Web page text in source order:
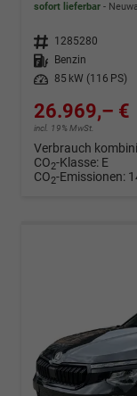
sofort lieferbar
Fahrzeugnr. 1285280
Kraftstoff
Benzin
Leistung
85 kW (116 PS)
26.969,– €
incl. 19% MwSt.
Verbrauch
CO2-Klasse: E
CO2-Emissionen: